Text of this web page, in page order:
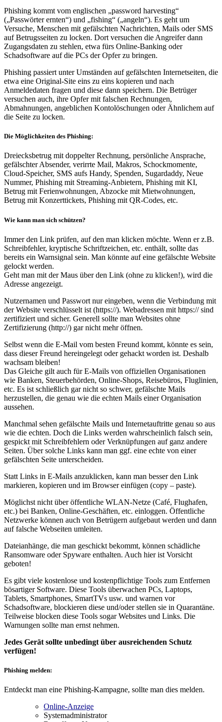
Phishing kommt vom englischen „password harvesting“
(„Passwörter ernten“) und „fishing“ („angeln“). Es geht um
Versuche, Menschen mit gefälschten Nachrichten, Mails oder SMS
auf Betrugsseiten zu locken. Dort versuchen die Angreifer dann
Zugangsdaten zu stehlen, etwa fürs Online-Banking oder
Schadsoftware auf die PCs der Opfer zu bringen.
Phishing passiert unter Umständen auf gefälschten Internetseiten, die
etwa eine Original-Site eins zu eins kopieren und nach
Anmeldedaten fragen und diese dann speichern. Die Betrüger
versuchen auch, ihre Opfer mit falschen Rechnungen,
Abmahnungen, angeblichen Kontolöschungen oder Ähnlichem auf
die Seite zu locken.
Die Möglichkeiten des Phishing:
Dreiecksbetrug mit doppelter Rechnung, persönliche Ansprache,
gefälschter Absender, verirrte Mail, Makros, Schockmomente,
Cloud-Speicher, SMS aufs Handy, Spenden, Sugardaddy, Neue
Nummer, Phishing mit Streaming-Anbietern, Phishing mit KI,
Betrug mit Ferienwohnungen, Abzocke mit Mietwohnungen,
Betrug mit Konzerttickets, Phishing mit QR-Codes, etc.
Wie kann man sich schützen?
Immer den Link prüfen, auf den man klicken möchte. Wenn er z.B.
Schreibfehler, kryptische Schriftzeichen, etc. enthält, sollte das
bereits ein Warnsignal sein. Man könnte auf eine gefälschte Website
gelockt werden.
Geht man mit der Maus über den Link (ohne zu klicken!), wird die
Adresse angezeigt.
Nutzernamen und Passwort nur eingeben, wenn die Verbindung mit
der Website verschlüsselt ist (https://). Webadressen mit https:// sind
zertifiziert und sicher. Generell sollte man Websites ohne
Zertifizierung (http://) gar nicht mehr öffnen.
Selbst wenn die E-Mail vom besten Freund kommt, könnte es sein,
dass dieser Freund hereingelegt oder gehackt worden ist. Deshalb
wachsam bleiben!
Das Gleiche gilt auch für E-Mails von offiziellen Organisationen
wie Banken, Steuerbehörden, Online-Shops, Reisebüros, Fluglinien,
etc. Es ist schließlich gar nicht so schwer, gefälschte Mails
herzustellen, die genau wie die echten Mails einer Organisation
aussehen.
Manchmal sehen gefälschte Mails und Internetauftritte genau so aus
wie die echten. Doch die Links werden wahrscheinlich falsch sein,
gespickt mit Schreibfehlern oder Verknüpfungen auf ganz andere
Seiten. Über solche Links kann man ggf. eine echte von einer
gefälschten Seite unterscheiden.
Statt Links in E-Mails anzuklicken, kann man besser den Link
markieren, kopieren und im Browser einfügen (copy – paste).
Möglichst nicht über öffentliche WLAN-Netze (Café, Flughafen,
etc.) bei Banken, Online-Geschäften, etc. einloggen. Öffentliche
Netzwerke können auch von Betrügern aufgebaut werden und dann
auf falsche Webseiten umleiten.
Dateianhänge, die man geschickt bekommt, können schädliche
Ransomware oder Spyware enthalten. Auch hier ist Vorsicht
geboten!
Es gibt viele kostenlose und kostenpflichtige Tools zum Entfernen
bösartiger Software. Diese Tools überwachen PCs, Laptops,
Tablets, Smartphones, SmartTVs usw. und warnen vor
Schadsoftware, blockieren diese und/oder stellen sie in Quarantäne.
Teilweise blocken diese Tools sogar Websites und Links. Die
Warnungen sollte man ernst nehmen.
Jedes Gerät sollte unbedingt über ausreichenden Schutz
verfügen!
Phishing melden:
Entdeckt man eine Phishing-Kampagne, sollte man dies melden.
Online-Anzeige
Systemadministrator